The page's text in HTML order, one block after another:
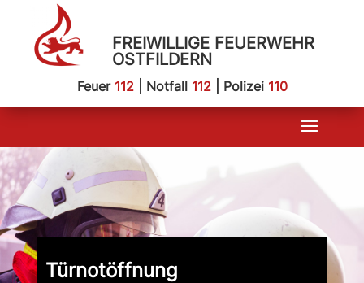
FREIWILLIGE FEUERWEHR
OSTFILDERN
Feuer 112| Notfall 112| Polizei 110
Türnotöffnung